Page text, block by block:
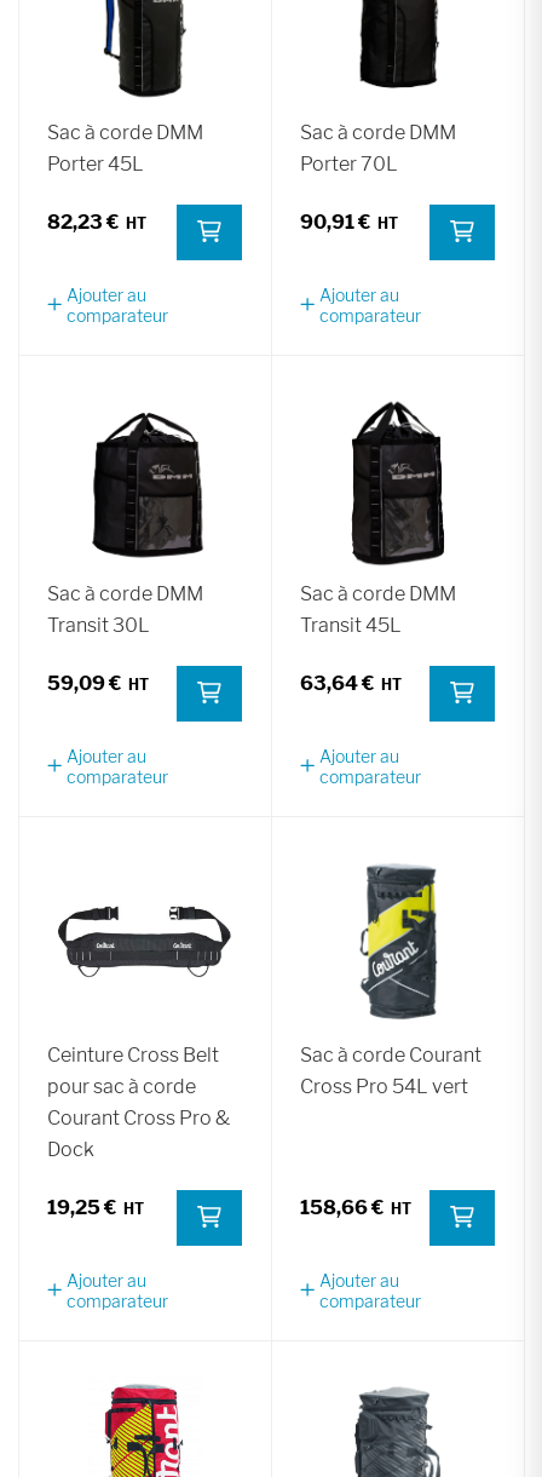
Sac à corde DMM
Porter 45L
82,23 €
Ajouter au
comparateur
Sac à corde DMM
Porter 70L
90,91 €
Ajouter au
comparateur
Sac à corde DMM
Transit 30L
59,09 €
Ajouter au
comparateur
Sac à corde DMM
Transit 45L
63,64 €
Ajouter au
comparateur
Ceinture Cross Belt
pour sac à corde
Courant Cross Pro &
Dock
19,25 €
Ajouter au
comparateur
Sac à corde Courant
Cross Pro 54L vert
158,66 €
Ajouter au
comparateur